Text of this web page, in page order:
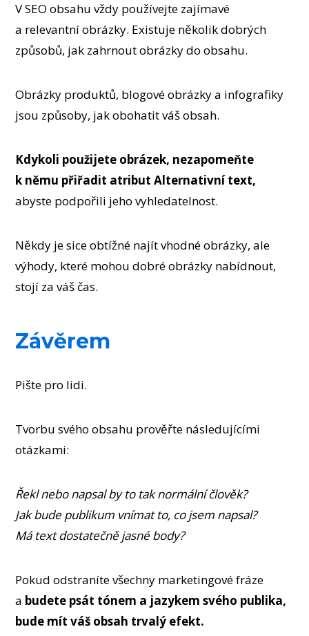
V SEO obsahu vždy používejte zajímavé
a relevantní obrázky. Existuje několik dobrých
způsobů, jak zahrnout obrázky do obsahu.
Obrázky produktů, blogové obrázky a infografiky
jsou způsoby, jak obohatit váš obsah.
Kdykoli použijete obrázek, nezapomeňte
k němu přiřadit atribut Alternativní text,
abyste podpořili jeho vyhledatelnost.
Někdy je sice obtížné najít vhodné obrázky, ale
výhody, které mohou dobré obrázky nabídnout,
stojí za váš čas.
Závěrem
Pište pro lidi.
Tvorbu svého obsahu prověřte následujícími
otázkami:
Řekl nebo napsal by to tak normální člověk?
Jak bude publikum vnímat to, co jsem napsal?
Má text dostatečně jasné body?
Pokud odstraníte všechny marketingové fráze
a budete psát tónem a jazykem svého publika,
bude mít váš obsah trvalý efekt.